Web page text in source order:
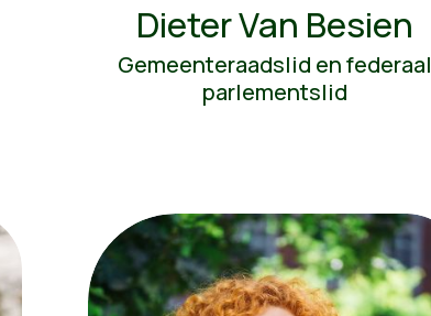
Dieter Van Besien
Gemeenteraadslid en federaal
parlementslid